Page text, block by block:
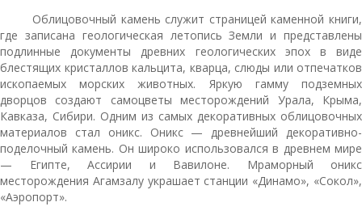
Облицовочный камень служит страницей каменной книги,
где записана геологическая летопись Земли и представлены
подлинные документы древних геологических эпох в виде
блестящих кристаллов кальцита, кварца, слюды или отпечатков
ископаемых морских животных. Яркую гамму подземных
дворцов создают самоцветы месторождений Урала, Крыма,
Кавказа, Сибири. Одним из самых декоративных облицовочных
материалов стал оникс. Оникс — древнейший декоративно-
поделочный камень. Он широко использовался в древнем мире
— Египте, Ассирии и Вавилоне. Мраморный оникс
месторождения Агамзалу украшает станции «Динамо», «Сокол»,
«Аэропорт».